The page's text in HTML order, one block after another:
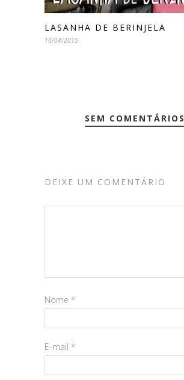
LASANHA DE BERINJELA
10/04/2015
SEM COMENTÁRIOS
DEIXE UM COMENTÁRIO
Nome *
E-mail *